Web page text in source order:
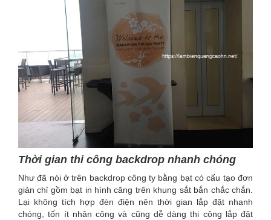
Thời gian thi công backdrop nhanh chóng
Như đã nói ở trên backdrop công ty bằng bạt có cấu tạo đơn
giản chỉ gồm bạt in hình căng trên khung sắt bắn chắc chắn.
Lại không tích hợp đèn điện nên thời gian lắp đặt nhanh
chóng, tốn ít nhân công và cũng dễ dàng thi công lắp đặt